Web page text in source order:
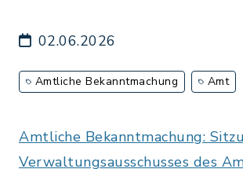
02.06.2026
Amtliche Bekanntmachung Amt
Amtliche Bekanntmachung:
Verwaltungsausschusses des